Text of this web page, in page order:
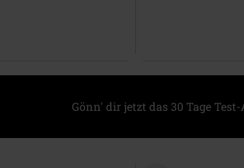
Gönn' dir jetzt das 30 Tage